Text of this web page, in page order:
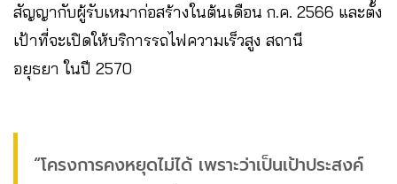
สัญญากับผู้รับเหมาก่อสร้างในต้นเดือน ก.ค. 2566 และตั้ง
เป้าที่จะเปิดให้บริการรถไฟความเร็วสูง สถานี
อยุธยา ในปี 2570
“โครงการคงหยุดไม่ได้ เพราะว่าเป็นเป้าประสงค์